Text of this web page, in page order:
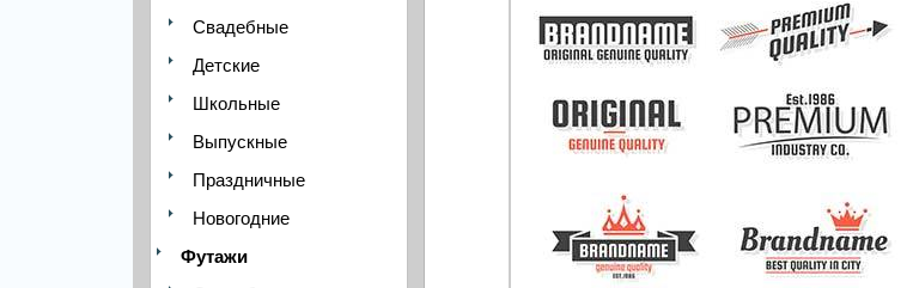
Свадебные
Детские
Школьные
Выпускные
Праздничные
Новогодние
Футажи